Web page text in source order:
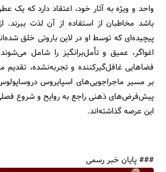
واحد و ویژه به آثار خود، اعتقاد دارد که یک
باشد مخاطبان از استفاده از آن لذت ببرند.
پیچیده‌ای که توسط او در لاین باروتی خلق
اغواگر، عمیق و تأمل‌برانگیز را شامل
فضاهایی غافل‌گیرکننده و تجربه‌نشده، تقدیم
بر مسیر ماجراجویی‌های اسپایروس
پیش‌فرض‌های ذهنی راجع به روایح و شروع فصلی
این عرصه گذاشته‌اند.
### پایان خبر رسمی